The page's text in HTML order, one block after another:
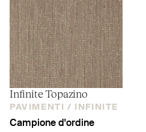
Infinite Topazino
PAVIMENTI / INFINITE
Campione d'ordine